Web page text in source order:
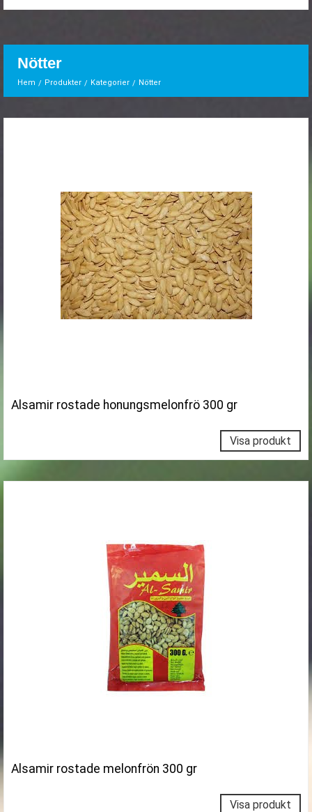
Nötter
Hem Produkter Kategorier Nötter
Alsamir rostade honungsmelonfrö 300 gr
Visa produkt
Alsamir rostade melonfrön 300 gr
Visa produkt